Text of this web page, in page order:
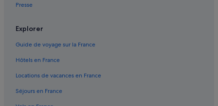
Auckland : hôtels Hôtels avec suites
Auckland : hôtels Hôtels LGBTQIA+ friendly
Presse
Explorer
Guide de voyage sur la France
Hôtels en France
Locations de vacances en France
Séjours en France